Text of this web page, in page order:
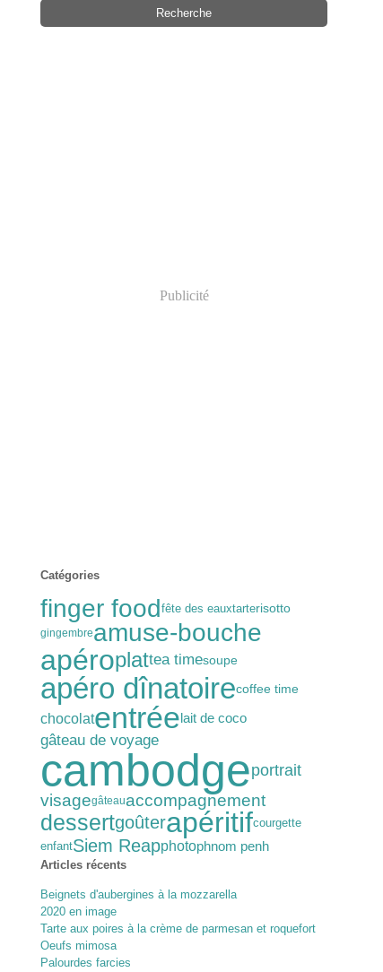
Publicité
Catégories
finger foodfête des eauxtarterisotto
gingembreamuse-bouche
apéroplattea timesoupe
apéro dînatoirecoffee time
chocolatentréelait de coco
gâteau de voyage
cambodgeportrait
visagegâteauaccompagnement
dessertgoûterapéritifcourgette
enfantSiem Reapphotophnom penh
Articles récents
Beignets d'aubergines à la mozzarella
2020 en image
Tarte aux poires à la crème de parmesan et roquefort
Oeufs mimosa
Palourdes farcies